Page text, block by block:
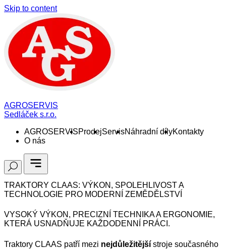
Skip to content
AGROSERVIS
Sedláček s.r.o.
AGROSERVISProdejServisNáhradní dílyKontakty
O nás
TRAKTORY CLAAS: VÝKON, SPOLEHLIVOST A
TECHNOLOGIE PRO MODERNÍ ZEMĚDĚLSTVÍ
VYSOKÝ VÝKON, PRECIZNÍ TECHNIKA A ERGONOMIE,
KTERÁ USNADŇUJE KAŽDODENNÍ PRÁCI.
Traktory CLAAS patří mezi nejdůležitější stroje současného